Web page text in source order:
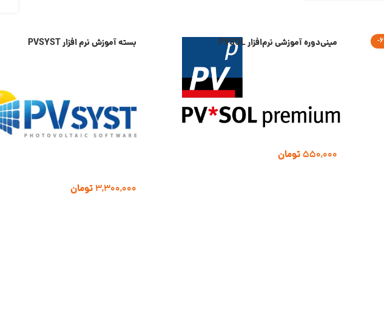
- مینی‌دوره آموزشی نرم‌افزار PVSOL
550,000تومان
بسته آموزش نرم افزار PVSYST
3,300,000 تومان